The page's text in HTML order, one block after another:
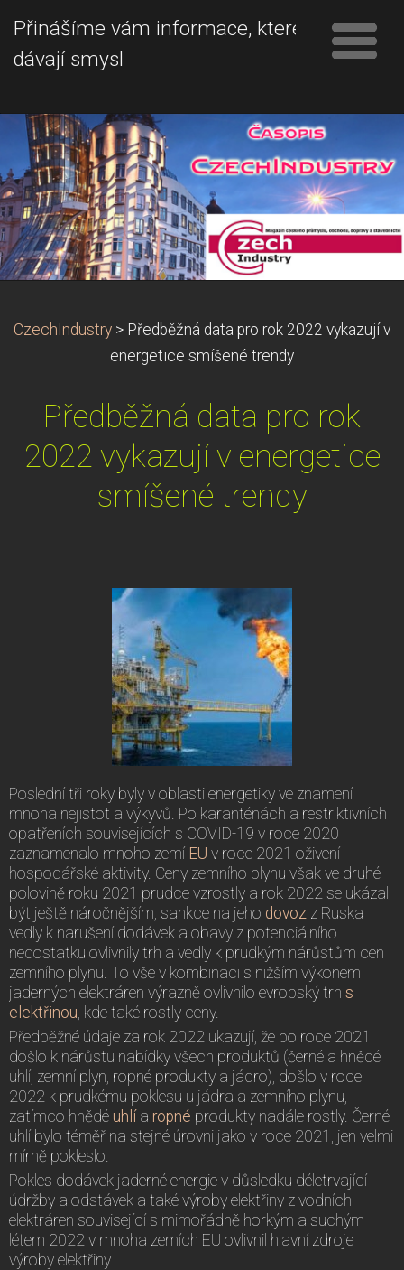
Přinášíme vám informace, které
dávají smysl
CzechIndustry > Předběžná data pro rok 2022 vykazují v
energetice smíšené trendy
Předběžná data pro rok
2022 vykazují v energetice
smíšené trendy
Poslední tři roky byly v oblasti energetiky ve znamení
mnoha nejistot a výkyvů. Po karanténách a restriktivních
opatřeních souvisejících s COVID-19 v roce 2020
zaznamenalo mnoho zemí EU v roce 2021 oživení
hospodářské aktivity. Ceny zemního plynu však ve druhé
polovině roku 2021 prudce vzrostly a rok 2022 se ukázal
být ještě náročnějším, sankce na jeho dovoz z Ruska
vedly k narušení dodávek a obavy z potenciálního
nedostatku ovlivnily trh a vedly k prudkým nárůstům cen
zemního plynu. To vše v kombinaci s nižším výkonem
jaderných elektráren výrazně ovlivnilo evropský trh s
elektřinou , kde také rostly ceny.
Předběžné údaje za rok 2022 ukazují, že po roce 2021
došlo k nárůstu nabídky všech produktů (černé a hnědé
uhlí, zemní plyn, ropné produkty a jádro), došlo v roce
2022 k prudkému poklesu u jádra a zemního plynu,
zatímco hnědé uhlía ropné produkty nadále rostly. Černé
uhlí bylo téměř na stejné úrovni jako v roce 2021, jen velmi
mírně pokleslo.
Pokles dodávek jaderné energie v důsledku déletrvající
údržby a odstávek a také výroby elektřiny z vodních
elektráren související s mimořádně horkým a suchým
létem 2022 v mnoha zemích EU ovlivnil hlavní zdroje
výroby elektřiny.